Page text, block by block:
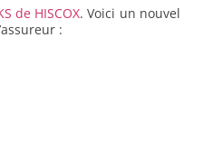
de HISCOX. Voici un nouvel
: